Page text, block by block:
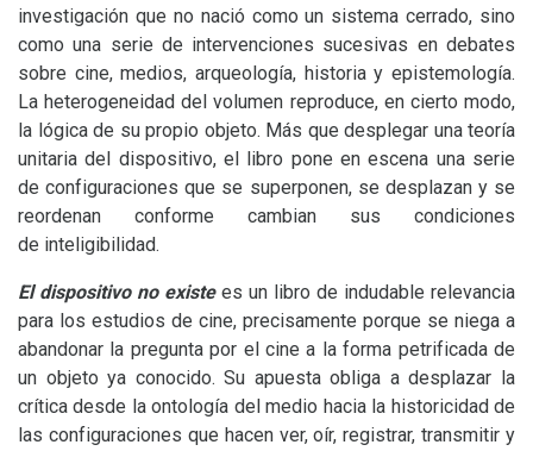
investigación que no nació como un sistema cerrado, sino
como una serie de intervenciones sucesivas en debates
sobre cine, medios, arqueología, historia y epistemología.
La heterogeneidad del volumen reproduce, en cierto modo,
la lógica de su propio objeto. Más que desplegar una teoría
unitaria del dispositivo, el libro pone en escena una serie
de configuraciones que se superponen, se desplazan y se
reordenan conforme cambian sus condiciones
de inteligibilidad.
El dispositivo no existees un libro de indudable relevancia
para los estudios de cine, precisamente porque se niega a
abandonar la pregunta por el cine a la forma petrificada de
un objeto ya conocido. Su apuesta obliga a desplazar la
crítica desde la ontología del medio hacia la historicidad de
las configuraciones que hacen ver, oír, registrar, transmitir y